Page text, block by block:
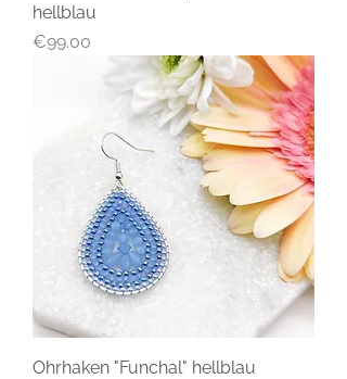
hellblau
Price
€99.00
Ohrhaken "Funchal" hellblau